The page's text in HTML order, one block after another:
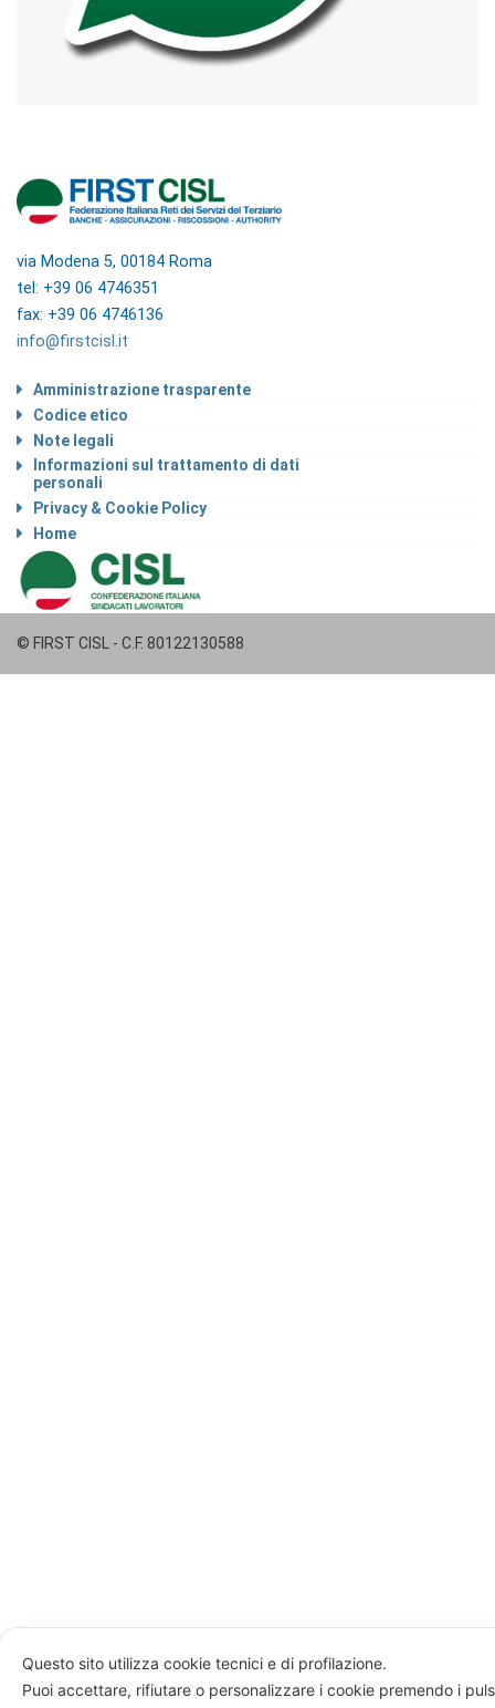
via Modena 5, 00184 Roma
tel: +39 06 4746351
fax: +39 06 4746136
info@firstcisl.it
Amministrazione trasparente
Codice etico
Note legali
Informazioni sul trattamento di dati
personali
Privacy & Cookie Policy
Home
© FIRST CISL - C.F. 80122130588
Questo sito utilizza cookie tecnici e di profilazione.
Puoi accettare, rifiutare o personalizzare i cookie premendo i